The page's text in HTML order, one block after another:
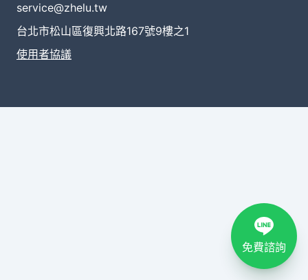
service@zhelu.tw
台北市松山區復興北路167號9樓之1
使用者協議
免費諮詢